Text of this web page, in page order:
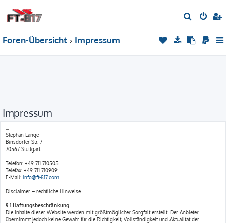
u
c
Foren-Übersicht Impressum
Impressum
Stephan Lange
Binsdorfer Str. 7
70567 Stuttgart
Telefon: +49 711 710505
Telefax: +49 711 710909
E-Mail: info@ft-817.com
Disclaimer – rechtliche Hinweise
§ 1 Haftungsbeschränkung
Die Inhalte dieser Website werden mit größtmöglicher Sorgfalt erstellt. Der Anbieter
übernimmt jedoch keine Gewähr für die Richtigkeit, Vollständigkeit und Aktualität der